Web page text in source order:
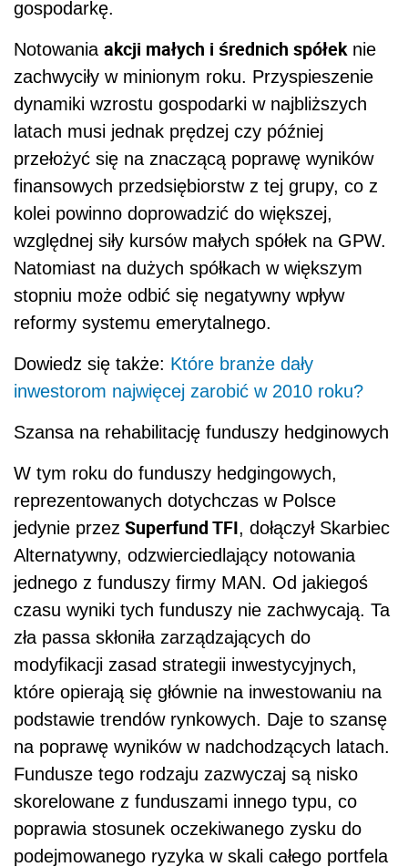
gospodarkę.
Notowania akcji małych i średnich spółek nie
zachwyciły w minionym roku. Przyspieszenie
dynamiki wzrostu gospodarki w najbliższych
latach musi jednak prędzej czy później
przełożyć się na znaczącą poprawę wyników
finansowych przedsiębiorstw z tej grupy, co z
kolei powinno doprowadzić do większej,
względnej siły kursów małych spółek na GPW.
Natomiast na dużych spółkach w większym
stopniu może odbić się negatywny wpływ
reformy systemu emerytalnego.
Dowiedz się także: Które branże dały
inwestorom najwięcej zarobić w 2010 roku?
Szansa na rehabilitację funduszy hedginowych
W tym roku do funduszy hedgingowych,
reprezentowanych dotychczas w Polsce
jedynie przez Superfund TFI, dołączył Skarbiec
Alternatywny, odzwierciedlający notowania
jednego z funduszy firmy MAN. Od jakiegoś
czasu wyniki tych funduszy nie zachwycają. Ta
zła passa skłoniła zarządzających do
modyfikacji zasad strategii inwestycyjnych,
które opierają się głównie na inwestowaniu na
podstawie trendów rynkowych. Daje to szansę
na poprawę wyników w nadchodzących latach.
Fundusze tego rodzaju zazwyczaj są nisko
skorelowane z funduszami innego typu, co
poprawia stosunek oczekiwanego zysku do
podejmowanego ryzyka w skali całego portfela